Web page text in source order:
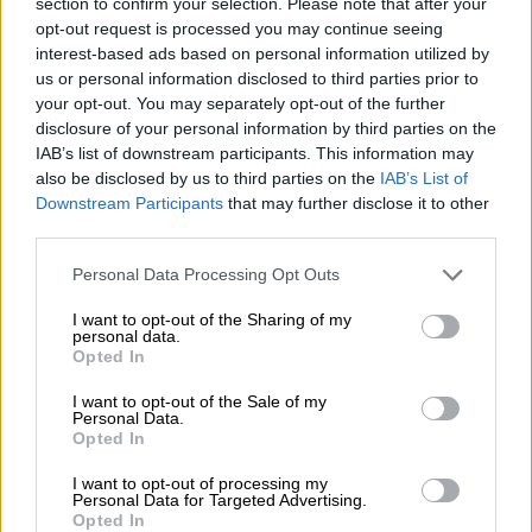
opt-out request is processed you may continue seeing
interest-based ads based on personal information utilized by
us or personal information disclosed to third parties prior to
your opt-out. You may separately opt-out of the further
disclosure of your personal information by third parties on the
IAB’s list of downstream participants. This information may
also be disclosed by us to third parties on the IAB’s List of
Downstream Participants that may further disclose it to other
Please note that this website/app uses one or more Google
not limited to your visit or usage behaviour. You may click to
grant or deny consent to Google and its third-party tags to
use your data for below specified purposes in below Google
consent section.
Personal Data Processing Opt Outs
I want to opt-out of the Sharing of my
personal data.
Opted In
I want to opt-out of the Sale of my
Personal Data.
Opted In
I want to opt-out of processing my
Personal Data for Targeted Advertising.
Opted In
μέσα περίπου στη μέση. Βάζετε από κάτω
ένα ταψί με νερό, ώστε καθώς ψήνονται τα
παϊδάκια να στάζει το λίπος μέσα και να μην
έχετε δυσκολία στο τέλος με το καθάρισμα.
Ανάβετε το γκριλ και ψήνετε 7’-10΄από κάθε
πλευρά, ή μέχρι να πάρουν το χρώμα που
θέλετε. Αλατίζετε προς το τέλος της
> Αν θέλετε να δώσετε διαφορετική γεύση
σερβίρετε με ένα ταιριαστό ντιπ, πατήστε
Συνταγή για σουβλάκια χοιρινά
μαριναρισμένα στην μπίρα
Υλικά:850-1.000 γρ. χοιρινό με λίπος